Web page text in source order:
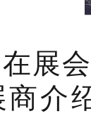
在展
商介